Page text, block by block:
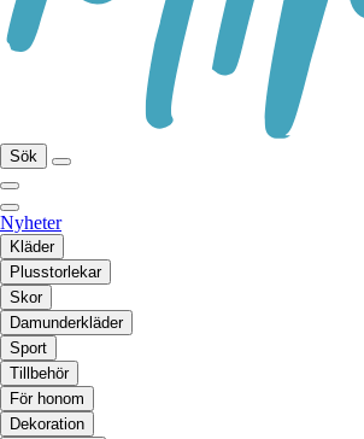
Sök
Nyheter
Kläder
Plusstorlekar
Skor
Damunderkläder
Sport
Tillbehör
För honom
Dekoration